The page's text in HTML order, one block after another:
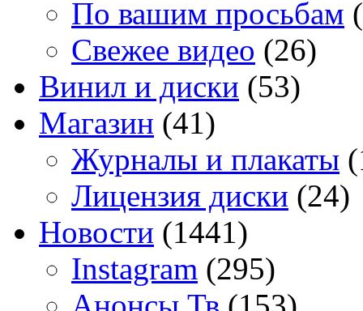
По вашим просьбам
Свежее видео (26)
Винил и диски (53)
Магазин (41)
Журналы и плакаты
Лицензия диски (24)
Новости (1441)
Instagram (295)